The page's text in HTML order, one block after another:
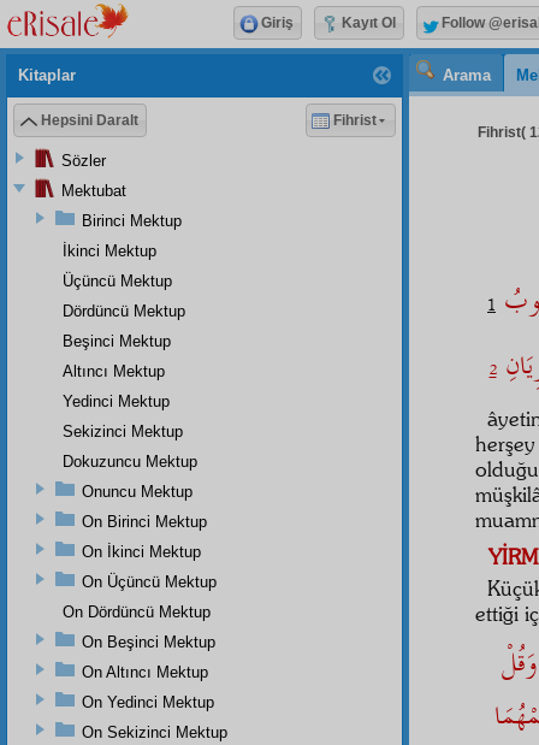
Arama
Fihrist(
1
2
ettiği
Kitaplar
Hepsini Daralt Fihrist
Sözler
Mektubat
Birinci Mektup
İkinci Mektup
Üçüncü Mektup
Dördüncü Mektup
Beşinci Mektup
Altıncı Mektup
Yedinci Mektup
Sekizinci Mektup
Dokuzuncu Mektup
Onuncu Mektup
On Birinci Mektup
On İkinci Mektup
On Üçüncü Mektup
On Dördüncü Mektup
On Beşinci Mektup
On Altıncı Mektup
On Yedinci Mektup
On Sekizinci Mektup
Giriş Kayıt Ol Follow